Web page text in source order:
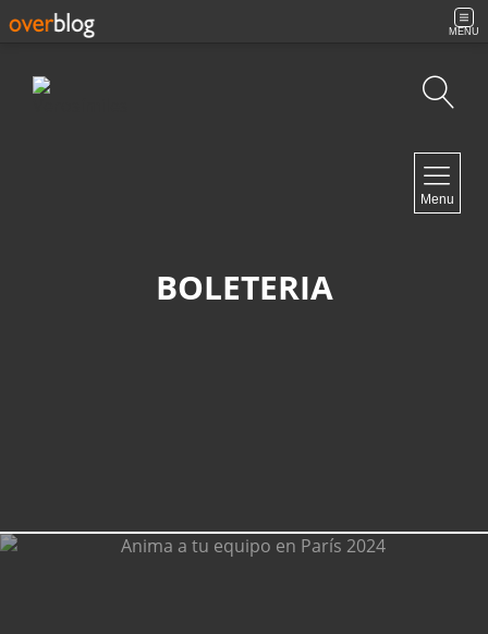
MENU
Menu
BOLETERIA